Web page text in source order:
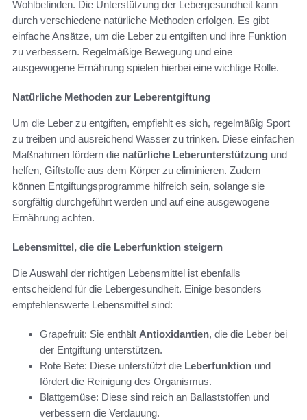
Wohlbefinden. Die Unterstützung der Lebergesundheit kann
durch verschiedene natürliche Methoden erfolgen. Es gibt
einfache Ansätze, um die Leber zu entgiften und ihre Funktion
zu verbessern. Regelmäßige Bewegung und eine
ausgewogene Ernährung spielen hierbei eine wichtige Rolle.
Natürliche Methoden zur Leberentgiftung
Um die Leber zu entgiften, empfiehlt es sich, regelmäßig Sport
zu treiben und ausreichend Wasser zu trinken. Diese einfachen
Maßnahmen fördern die natürliche Leberunterstützung und
helfen, Giftstoffe aus dem Körper zu eliminieren. Zudem
können Entgiftungsprogramme hilfreich sein, solange sie
sorgfältig durchgeführt werden und auf eine ausgewogene
Ernährung achten.
Lebensmittel, die die Leberfunktion steigern
Die Auswahl der richtigen Lebensmittel ist ebenfalls
entscheidend für die Lebergesundheit. Einige besonders
empfehlenswerte Lebensmittel sind:
Grapefruit: Sie enthält Antioxidantien, die die Leber bei
der Entgiftung unterstützen.
Rote Bete: Diese unterstützt die Leberfunktion und
fördert die Reinigung des Organismus.
Blattgemüse: Diese sind reich an Ballaststoffen und
verbessern die Verdauung.